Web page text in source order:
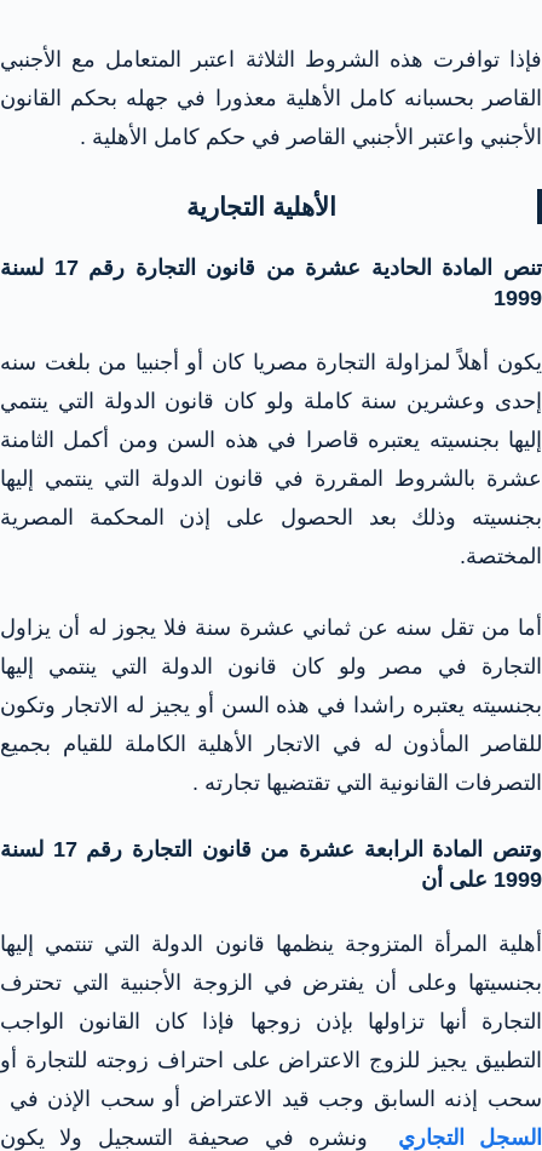
فإذا توافرت هذه الشروط الثلاثة اعتبر المتعامل مع الأجنبي
القاصر بحسبانه كامل الأهلية معذورا في جهله بحكم القانون
الأجنبي واعتبر الأجنبي القاصر في حكم كامل الأهلية .
الأهلية التجارية
تنص المادة الحادية عشرة من قانون التجارة رقم 17 لسنة
1999
يكون أهلاً لمزاولة التجارة مصريا كان أو أجنبيا من بلغت سنه
إحدى وعشرين سنة كاملة ولو كان قانون الدولة التي ينتمي
إليها بجنسيته يعتبره قاصرا في هذه السن ومن أكمل الثامنة
عشرة بالشروط المقررة في قانون الدولة التي ينتمي إليها
بجنسيته وذلك بعد الحصول على إذن المحكمة المصرية
المختصة.
أما من تقل سنه عن ثماني عشرة سنة فلا يجوز له أن يزاول
التجارة في مصر ولو كان قانون الدولة التي ينتمي إليها
بجنسيته يعتبره راشدا في هذه السن أو يجيز له الاتجار وتكون
للقاصر المأذون له في الاتجار الأهلية الكاملة للقيام بجميع
التصرفات القانونية التي تقتضيها تجارته .
وتنص المادة الرابعة عشرة من قانون التجارة رقم 17 لسنة
1999 على أن
أهلية المرأة المتزوجة ينظمها قانون الدولة التي تنتمي إليها
بجنسيتها وعلى أن يفترض في الزوجة الأجنبية التي تحترف
التجارة أنها تزاولها بإذن زوجها فإذا كان القانون الواجب
التطبيق يجيز للزوج الاعتراض على احتراف زوجته للتجارة أو
سحب إذنه السابق وجب قيد الاعتراض أو سحب الإذن في
السجل التجاري
ونشره في صحيفة التسجيل ولا يكون